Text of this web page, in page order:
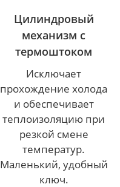
Цилиндровый
механизм с
термоштоком
Исключает
прохождение холода
и обеспечивает
теплоизоляцию при
резкой смене
температур.
Маленький, удобный
ключ.